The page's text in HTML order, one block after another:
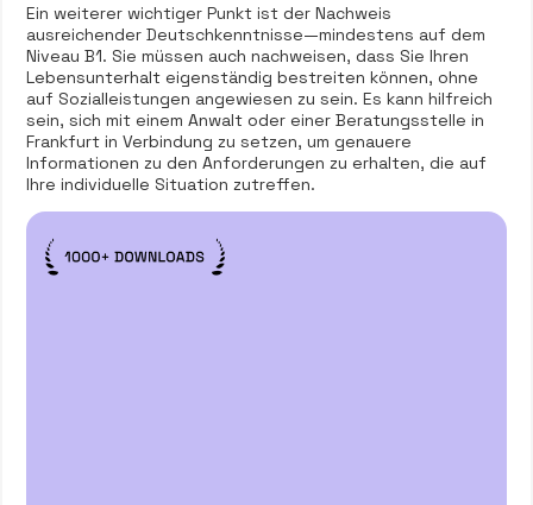
Ein weiterer wichtiger Punkt ist der Nachweis
ausreichender Deutschkenntnisse—mindestens auf dem
Niveau B1. Sie müssen auch nachweisen, dass Sie Ihren
Lebensunterhalt eigenständig bestreiten können, ohne
auf Sozialleistungen angewiesen zu sein. Es kann hilfreich
sein, sich mit einem Anwalt oder einer Beratungsstelle in
Frankfurt in Verbindung zu setzen, um genauere
Informationen zu den Anforderungen zu erhalten, die auf
Ihre individuelle Situation zutreffen.